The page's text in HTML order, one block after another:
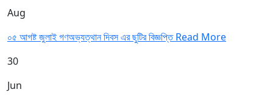
Aug
০৫ আগষ্ট জুলাই গণঅভ্যত্থান দিবস এর ছুটির বিজ্ঞপ্তিRead More
30
Jun